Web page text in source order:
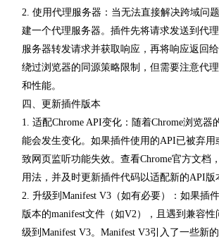
2. 使用代理服务器：当无法直接解决跨域问
建一个代理服务器。插件先将请求发送到代
服务器转发请求并获取响应，再将响应返回
绕过浏览器的同源策略限制，但需要注意代
和性能。
四、更新插件版本
1. 适配Chrome API变化：随着Chrome浏览器
能会发生变化。如果插件使用的API已被弃用
致网页监听功能失效。查看Chrome官方文档
用法，并及时更新插件代码以适配新的API版
2. 升级到Manifest V3（如有必要）：如果插
版本的manifest文件（如V2），且遇到兼容
级到Manifest V3。Manifest V3引入了一些新